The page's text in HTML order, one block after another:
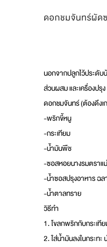
ดอกชมจันทร์ผัด
นอกจากปลูกไว้ประดับ
ส่วนผสม และเครื่องปรุง
ดอกชมจันทร์ (ต้องดึงเ
-พริกขี้หนู
-กระเทียม
-น้ำมันพืช
-ซอสหอยนางรมตราแ
-น้ำซอสปรุงอาหาร ฉล
-น้ำตาลทราย
วิธีทำ
1. โขลกพริกกับกระเที
2. ใส่น้ำมันลงในกระท